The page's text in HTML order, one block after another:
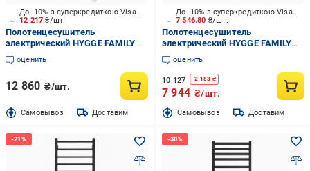
12 217₴/шт.
До -10% з суперкредиткою Visa Вигода
Полотенцесушитель
электрический HYGGE FAMILY
Chester 1170x530 белый мат
оценить
12 860 ₴/шт.
Cамовывоз Доставим
7 546.80 ₴/шт.
До -10% з суперкредиткою Visa Вигода
Полотенцесушитель
электрический HYGGE FAMILY
York 770х530 белый мат
оценить
10 127 -2 183 ₴
7 944 ₴/шт.
Cамовывоз Доставим